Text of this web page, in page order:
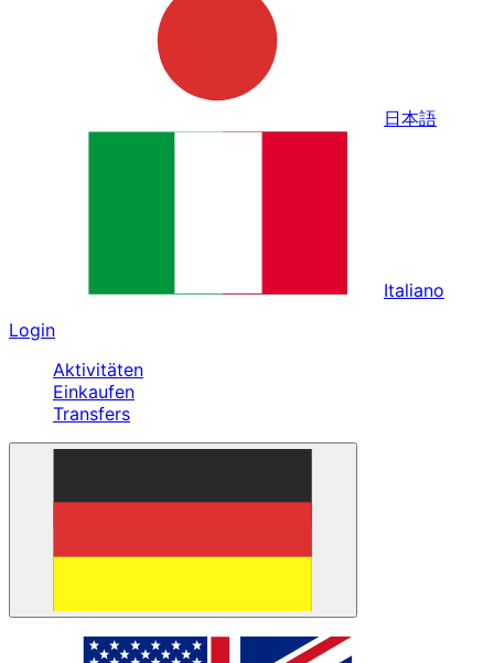
日本語
Italiano
Login
Aktivitäten
Einkaufen
Transfers